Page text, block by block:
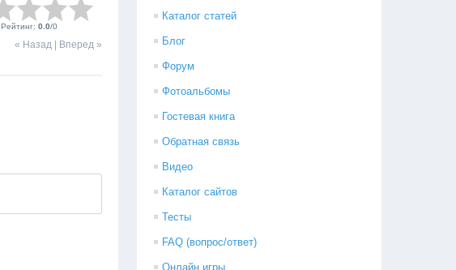
Рейтинг: 0.0/0
« Назад Вперед »
Каталог статей
Блог
Форум
Фотоальбомы
Гостевая книга
Обратная связь
Видео
Каталог сайтов
Тесты
FAQ (вопрос/ответ)
Онлайн игры